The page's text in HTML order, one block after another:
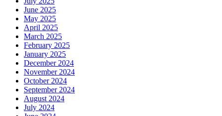
June 2025
May 2025
April 2025
March 2025
February 2025
January 2025
December 2024
November 2024
October 2024
September 2024
August 2024
July 2024